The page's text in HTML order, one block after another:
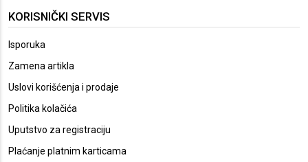
KORISNIČKI SERVIS
Isporuka
Zamena artikla
Uslovi korišćenja i prodaje
Politika kolačića
Uputstvo za registraciju
Plaćanje platnim karticama